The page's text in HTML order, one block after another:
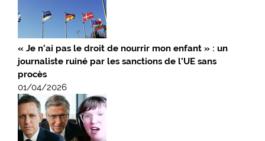
« Je n’ai pas le droit de nourrir mon enfant » : un
journaliste ruiné par les sanctions de l’UE sans
procès
01/04/2026